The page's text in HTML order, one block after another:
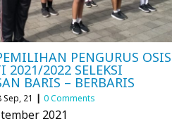
PENGURUS OSIS
2021/2022 SELEKSI
BARIS – BERBARIS
Sep, 21 | 0 Comments
2021